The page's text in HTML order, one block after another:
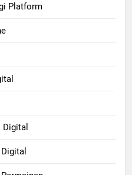
Platform
Digital